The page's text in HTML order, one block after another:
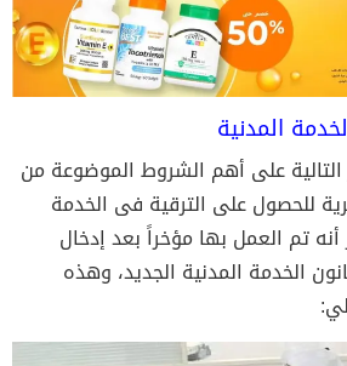
المدنية
على أهم الشروط الموضوعة من
للحصول على الترقية فى الخدمة
أنه تم العمل بها مؤخراً بعد إدخال
الخدمة المدنية الجديد، وهذه